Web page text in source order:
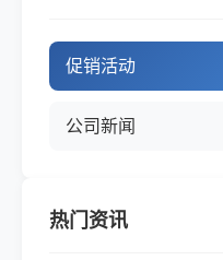
促销活动
公司新闻
热门资讯